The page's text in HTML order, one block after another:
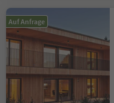
Auf Anfrage